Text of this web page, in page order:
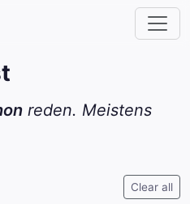
reden. Meistens
Clear all